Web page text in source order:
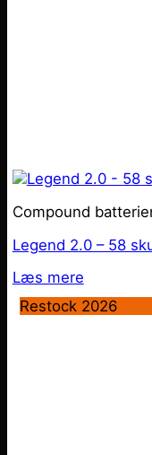
Compound
Legend 2.0 – 58
Læs mere
Restock 2026